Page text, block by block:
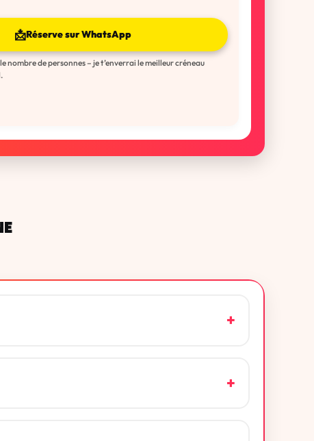
📩Réserve sur WhatsApp
nombre de personnes – je t’enverrai le meilleur créneau
+
+